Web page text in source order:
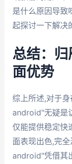
是什么原因导致
起探讨一下解决
总结：
面优势
综上所述,对于
android"无疑是
仅能提供稳定快
面表现出色,完
android"凭借其